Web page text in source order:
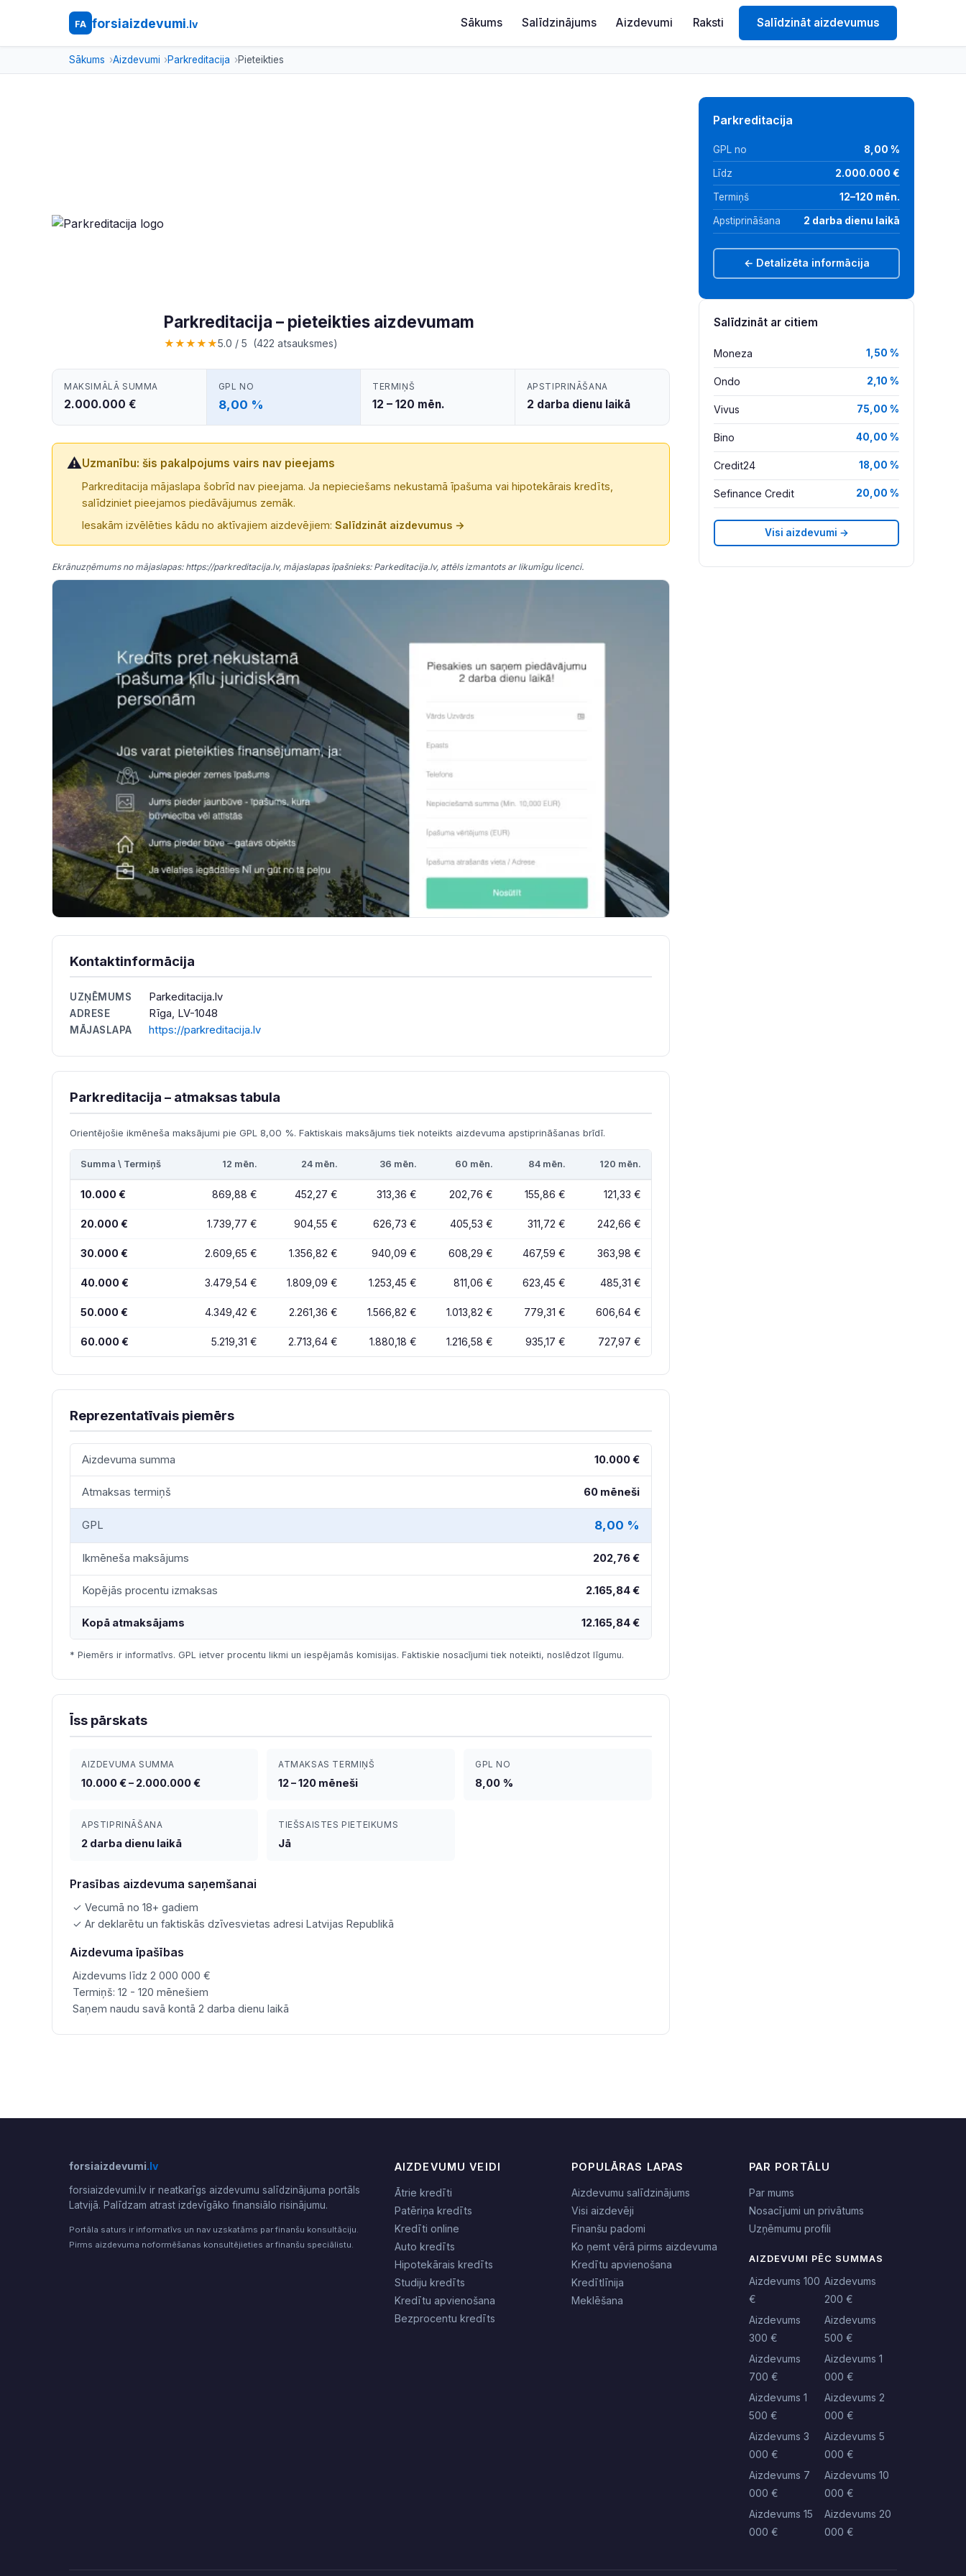
FA forsiaizdevumi.lv Sākums Salīdzinājums Aizdevumi Raksti Salīdzināt aizdevumus
Sākums Aizdevumi Parkreditacija Pieteikties
Parkreditacija – pieteikties aizdevumam
★★★★★5.0 / 5 (422 atsauksmes)
MAKSIMĀLĀ SUMMA
2.000.000 €
GPL NO
8,00 %
TERMIŅŠ
12 – 120 mēn.
APSTIPRINĀŠANA
2 darba dienu laikā
⚠️Uzmanību: šis pakalpojums vairs nav pieejams
Parkreditacija mājaslapa šobrīd nav pieejama. Ja nepieciešams nekustamā īpašuma vai hipotekārais kredīts,
salīdziniet pieejamos piedāvājumus zemāk.
Iesakām izvēlēties kādu no aktīvajiem aizdevējiem: Salīdzināt aizdevumus →
Ekrānuzņēmums no mājaslapas: https://parkreditacija.lv, mājaslapas īpašnieks: Parkeditacija.lv, attēls izmantots ar likumīgu licenci.
Kontaktinformācija
UZŅĒMUMS Parkeditacija.lv
ADRESE Rīga, LV-1048
MĀJASLAPA https://parkreditacija.lv
Parkreditacija – atmaksas tabula
Orientējošie ikmēneša maksājumi pie GPL 8,00 %. Faktiskais maksājums tiek noteikts aizdevuma apstiprināšanas brīdī.
Summa \ Termiņš 12 mēn. 24 mēn. 36 mēn. 60 mēn. 84 mēn. 120 mēn.
10.000 € 869,88 € 452,27 € 313,36 € 202,76 € 155,86 € 121,33 €
20.000 € 1.739,77 € 904,55 € 626,73 € 405,53 € 311,72 € 242,66 €
30.000 € 2.609,65 € 1.356,82 € 940,09 € 608,29 € 467,59 € 363,98 €
40.000 € 3.479,54 € 1.809,09 € 1.253,45 € 811,06 € 623,45 € 485,31 €
50.000 € 4.349,42 € 2.261,36 € 1.566,82 € 1.013,82 € 779,31 € 606,64 €
60.000 € 5.219,31 € 2.713,64 € 1.880,18 € 1.216,58 € 935,17 € 727,97 €
Reprezentatīvais piemērs
Aizdevuma summa 10.000 €
Atmaksas termiņš 60 mēneši
GPL 8,00 %
Ikmēneša maksājums 202,76 €
Kopējās procentu izmaksas 2.165,84 €
Kopā atmaksājams 12.165,84 €
* Piemērs ir informatīvs. GPL ietver procentu likmi un iespējamās komisijas. Faktiskie nosacījumi tiek noteikti, noslēdzot līgumu.
Īss pārskats
AIZDEVUMA SUMMA
10.000 € – 2.000.000 €
ATMAKSAS TERMIŅŠ
12 – 120 mēneši
GPL NO
8,00 %
APSTIPRINĀŠANA
2 darba dienu laikā
TIEŠSAISTES PIETEIKUMS
Jā
Prasības aizdevuma saņemšanai
✓ Vecumā no 18+ gadiem
✓ Ar deklarētu un faktiskās dzīvesvietas adresi Latvijas Republikā
Aizdevuma īpašības
Aizdevums līdz 2 000 000 €
Termiņš: 12 - 120 mēnešiem
Saņem naudu savā kontā 2 darba dienu laikā
Parkreditacija
GPL no 8,00 %
Līdz 2.000.000 €
Termiņš 12–120 mēn.
Apstiprināšana 2 darba dienu laikā
← Detalizēta informācija
Salīdzināt ar citiem
Moneza 1,50 %
Ondo 2,10 %
Vivus 75,00 %
Bino 40,00 %
Credit24 18,00 %
Sefinance Credit 20,00 %
Visi aizdevumi →
forsiaizdevumi.lv
forsiaizdevumi.lv ir neatkarīgs aizdevumu salīdzinājuma portāls
Latvijā. Palīdzam atrast izdevīgāko finansiālo risinājumu.
Portāla saturs ir informatīvs un nav uzskatāms par finanšu konsultāciju.
Pirms aizdevuma noformēšanas konsultējieties ar finanšu speciālistu.
AIZDEVUMU VEIDI
Ātrie kredīti
Patēriņa kredīts
Kredīti online
Auto kredīts
Hipotekārais kredīts
Studiju kredīts
Kredītu apvienošana
Bezprocentu kredīts
POPULĀRAS LAPAS
Aizdevumu salīdzinājums
Visi aizdevēji
Finanšu padomi
Ko ņemt vērā pirms aizdevuma
Kredītu apvienošana
Kredītlīnija
Meklēšana
PAR PORTĀLU
Par mums
Nosacījumi un privātums
Uzņēmumu profili
AIZDEVUMI PĒC SUMMAS
Aizdevums 100
€
Aizdevums
200 €
Aizdevums
300 €
Aizdevums
500 €
Aizdevums
700 €
Aizdevums 1
000 €
Aizdevums 1
500 €
Aizdevums 2
000 €
Aizdevums 3
000 €
Aizdevums 5
000 €
Aizdevums 7
000 €
Aizdevums 10
000 €
Aizdevums 15
000 €
Aizdevums 20
000 €